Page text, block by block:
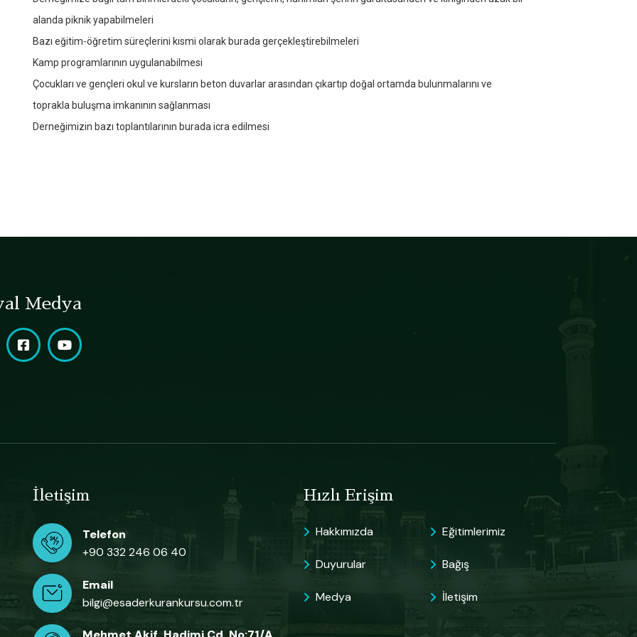
alanda piknik yapabilmeleri
Bazı eğitim-öğretim süreçlerini kısmi olarak burada gerçekleştirebilmeleri
Kamp programlarının uygulanabilmesi
Çocukları ve gençleri okul ve kursların beton duvarlar arasından çıkartıp doğal ortamda bulunmalarını ve
toprakla buluşma imkanının sağlanması
Derneğimizin bazı toplantılarının burada icra edilmesi
Medya
İletişim
Telefon
+90 332 246 06 40
Email
bilgi@esaderkurankursu.com.tr
Hızlı Erişim
Hakkımızda Eğitimlerimiz
Duyurular Bağış
Medya İletişim